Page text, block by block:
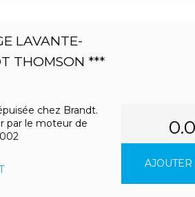
LAVANTE-
THOMSON ***
chez Brandt.
par le moteur de